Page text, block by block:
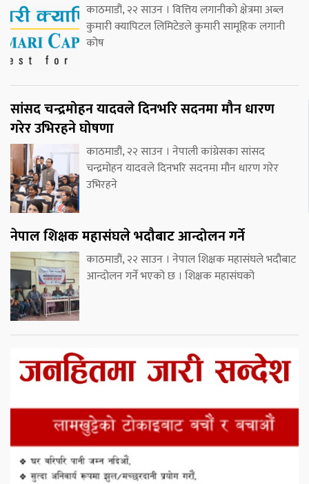
काठमाडौं, २२ साउन । वित्तिय लगानीको क्षेत्रमा अब्ल
कुमारी क्यापिटल लिमिटेडले कुमारी सामूहिक लगानी
कोष
सांसद चन्द्रमोहन यादवले दिनभरि सदनमा मौन धारण
गरेर उभिरहने घोषणा
काठमाडौं, २२ साउन । नेपाली कांग्रेसका सांसद
चन्द्रमोहन यादवले दिनभरि सदनमा मौन धारण गरेर
उभिरहने
नेपाल शिक्षक महासंघले भदौबाट आन्दोलन गर्ने
काठमाडौं, २२ साउन । नेपाल शिक्षक महासंघले भदौबाट
आन्दोलन गर्ने भएको छ । शिक्षक महासंघको